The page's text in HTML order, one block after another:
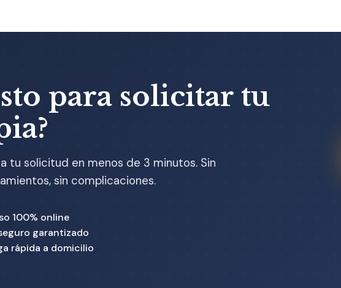
para solicitar tu
tu solicitud en menos de 3 minutos. Sin
sin complicaciones.
100% online
garantizado
rápida a domicilio